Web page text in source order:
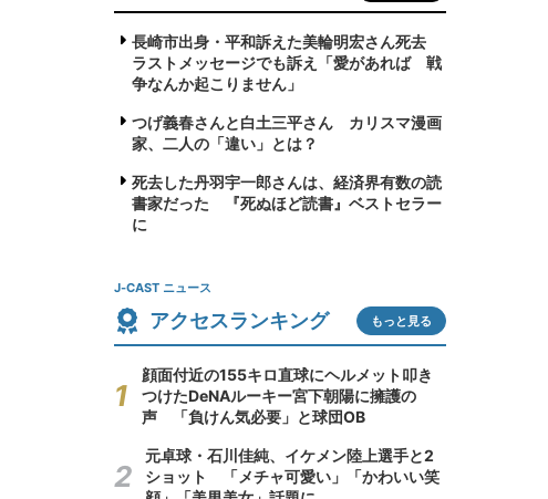
長崎市出身・平和訴えた美輪明宏さん死去
ラストメッセージでも訴え「愛があれば 戦
争なんか起こりません」
つげ義春さんと白土三平さん カリスマ漫画
家、二人の「違い」とは？
死去した丹羽宇一郎さんは、経済界有数の読
書家だった 『死ぬほど読書』ベストセラー
に
J-CAST ニュース
アクセスランキング もっと見る
顔面付近の155キロ直球にヘルメット叩き
つけたDeNAルーキー宮下朝陽に擁護の
声 「負けん気必要」と球団OB
元卓球・石川佳純、イケメン陸上選手と2
ショット 「メチャ可愛い」「かわいい笑